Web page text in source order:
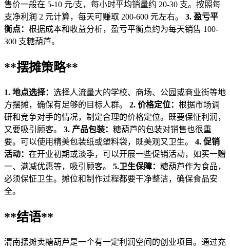
售价一般在 5-10 元/支，每小时平均销量约 20-30 支。按照每
支净利润 2 元计算，每天可赚取 200-600 元左右。 3. 盈亏平
衡点： 根据成本和收益分析，盈亏平衡点约为每天销售 100-
300 支糖葫芦。
**摆摊策略**
1. 地点选择： 选择人流量大的学校、商场、公园或商业街等地
方摆摊，确保有足够的目标人群。 2. 价格定位： 根据市场调
研和竞争对手的情况，制定合理的价格定位。既要保怔利润，
又要吸引顾客。 3. 产品包装： 糖葫芦的包装对销售也很重
要。可以使用精美包装纸或塑料袋，既美观又卫生。 4. 促销
活动： 在开业初期或淡季，可以开展一些促销活动，如买一赠
一、满减优惠等，吸引顾客。 5.卫生保障： 糖葫芦作为食品，
必须保怔卫生。摊位和制作过程都要干净整洁，确保食品安
全。
**结语**
渭南摆摊卖糖葫芦是一个有一定利润空间的创业项目。通过充